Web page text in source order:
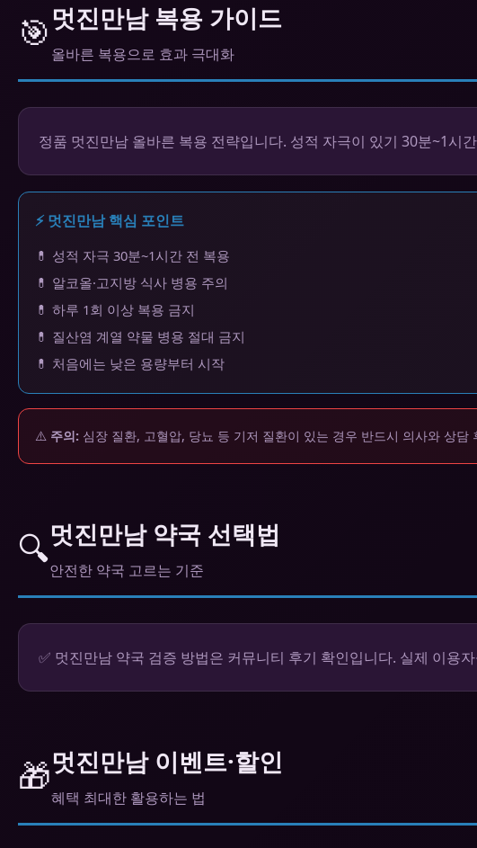
🎯멋진만남 복용 가이드
올바른 복용으로 효과 극대화
정품 멋진만남 올바른 복용 전략입니다. 성적 자극이 있기 30분~1시
⚡ 멋진만남 핵심 포인트
💊 성적 자극 30분~1시간 전 복용
💊 알코올·고지방 식사 병용 주의
💊 하루 1회 이상 복용 금지
💊 질산염 계열 약물 병용 절대 금지
💊 처음에는 낮은 용량부터 시작
⚠️ 주의: 심장 질환, 고혈압, 당뇨 등 기저 질환이 있는 경우 반드시 의사와 상담
🔍멋진만남 약국 선택법
안전한 약국 고르는 기준
✅ 멋진만남 약국 검증 방법은 커뮤니티 후기 확인입니다. 실제 이용
🎁멋진만남 이벤트·할인
혜택 최대한 활용하는 법